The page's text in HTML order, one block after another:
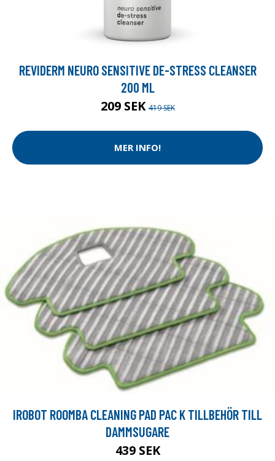
REVIDERM NEURO SENSITIVE DE-STRESS CLEANSER
200 ML
209 SEK419 SEK
MER INFO!
IROBOT ROOMBA CLEANING PAD PAC K TILLBEHÖR TILL
DAMMSUGARE
439 SEK